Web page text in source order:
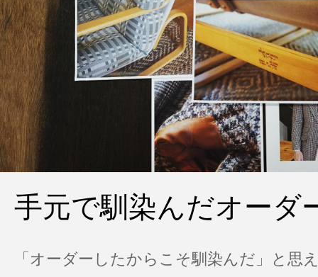
手元で馴染んだオーダ
「オーダーしたからこそ馴染んだ」と思